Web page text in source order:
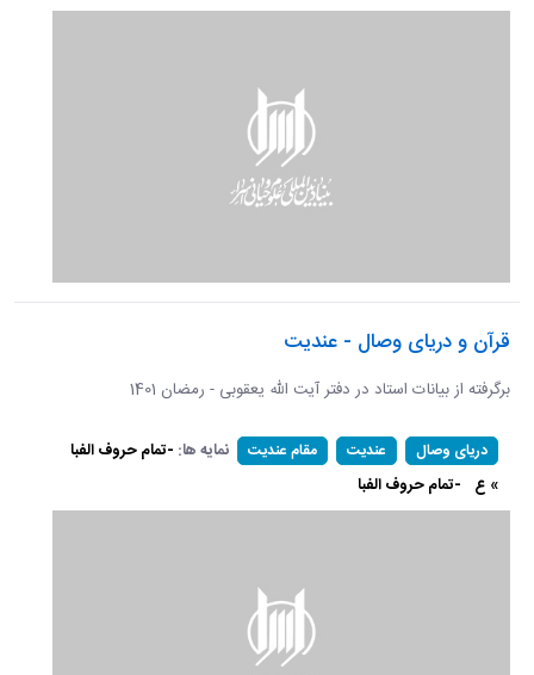
قرآن و دریای وصال - عندیت
برگرفته از بیانات استاد در دفتر آیت الله یعقوبی - رمضان 1401
دریای وصال عندیت مقام عندیت نمایه ها: -تمام حروف الفبا
» ع -تمام حروف الفبا